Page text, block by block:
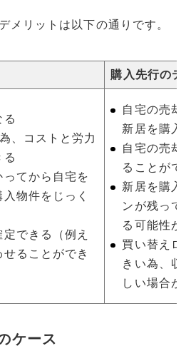
メリットは以下の通りです。
購入先行の
る
、コストと労力
る
てから自宅を
物件をじっく
できる（例え
ることができ
自宅の売
新居を購
自宅の売
ることが
新居を購
ンが残っ
る可能性が
買い替え
きい為、
しい場合
ケース